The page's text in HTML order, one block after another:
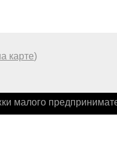
карте)
малого